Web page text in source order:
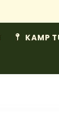
KAMP